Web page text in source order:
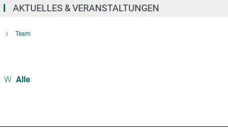
AKTUELLES & VERANSTALTUNGEN
Team
W Alle